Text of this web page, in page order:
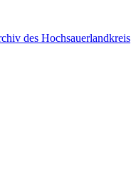
des Hochsauerlandkreis